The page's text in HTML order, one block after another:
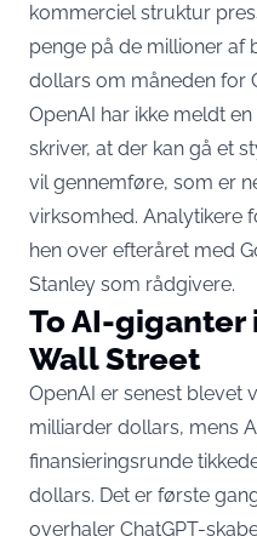
kommerciel struktur
penge på de millioner af
dollars om måneden for
OpenAI har ikke meldt
skriver, at der kan gå et
vil gennemføre, som er
virksomhed. Analytikere
hen over efteråret med
Stanley som rådgivere.
To AI-
Wall Street
OpenAI er senest blevet
milliarder dollars, mens
finansieringsrunde
dollars. Det er første
overhaler ChatGPT-